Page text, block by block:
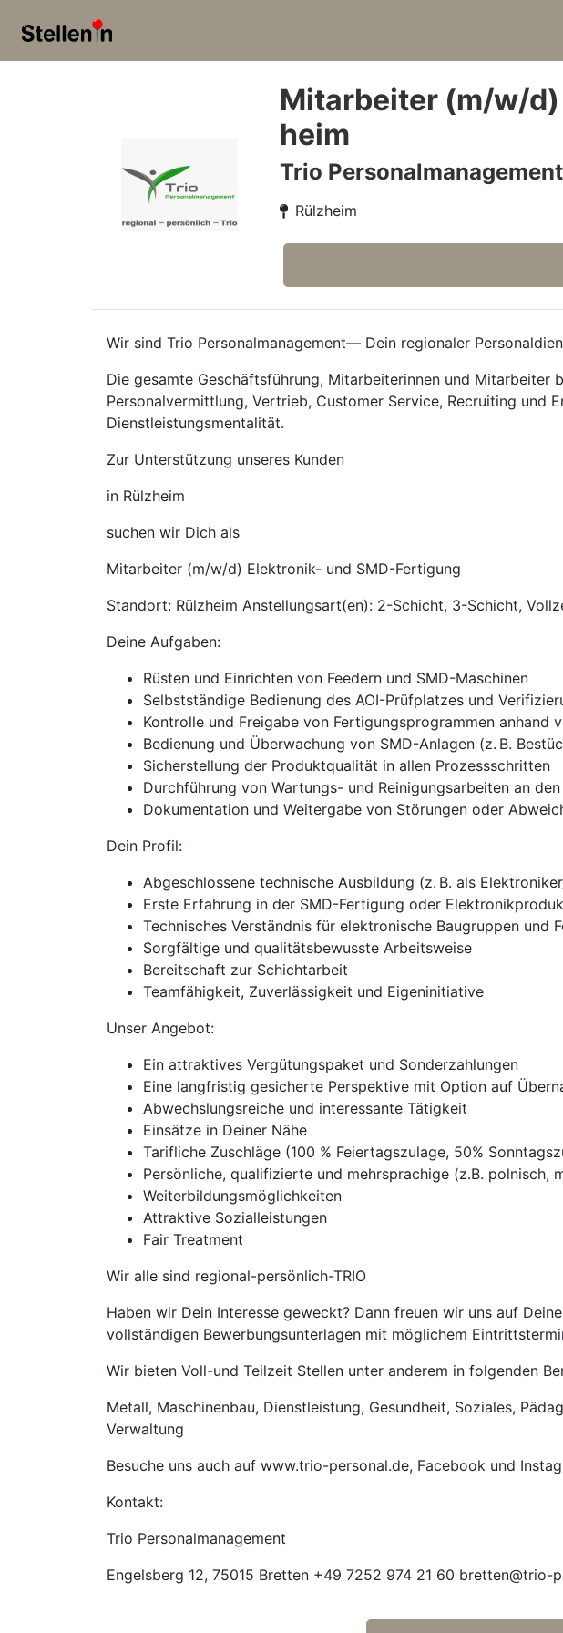
Mitarbeiter (m/w/
heim
Trio
Rülzheim
Wir sind Trio Personalmanagement— Dein regionaler
Die gesamte Geschäftsführung, Mitarbeiterinnen und Mitarbeiter
Personalvermittlung, Vertrieb, Customer Service, Recruiting und
Dienstleistungsmentalität.
Zur Unterstützung unseres Kunden
in Rülzheim
suchen wir Dich als
Mitarbeiter (m/w/d) Elektronik- und SMD-Fertigung
Standort: Rülzheim Anstellungsart(en): 2-Schicht, 3-Schicht,
Deine Aufgaben:
Rüsten und Einrichten von Feedern und SMD-Maschinen
Selbstständige Bedienung des AOI-Prüfplatzes und
Kontrolle und Freigabe von Fertigungsprogrammen anhand
Bedienung und Überwachung von SMD-Anlagen (z. B.
Sicherstellung der Produktqualität in allen Prozessschritten
Durchführung von Wartungs- und Reinigungsarbeiten an
Dokumentation und Weitergabe von Störungen oder
Dein Profil:
Abgeschlossene technische Ausbildung (z. B. als
Erste Erfahrung in der SMD-Fertigung oder
Technisches Verständnis für elektronische Baugruppen und
Sorgfältige und qualitätsbewusste Arbeitsweise
Bereitschaft zur Schichtarbeit
Teamfähigkeit, Zuverlässigkeit und Eigeninitiative
Unser Angebot:
Ein attraktives Vergütungspaket und Sonderzahlungen
Eine langfristig gesicherte Perspektive mit Option auf
Abwechslungsreiche und interessante Tätigkeit
Einsätze in Deiner Nähe
Tarifliche Zuschläge (100 % Feiertagszulage, 50%
Persönliche, qualifizierte und mehrsprachige (z.B.
Weiterbildungsmöglichkeiten
Attraktive Sozialleistungen
Fair Treatment
Wir alle sind regional-persönlich-TRIO
Haben wir Dein Interesse geweckt? Dann freuen wir uns auf
vollständigen Bewerbungsunterlagen mit möglichem
Wir bieten Voll-und Teilzeit Stellen unter anderem in folgenden
Metall, Maschinenbau, Dienstleistung, Gesundheit, Soziales,
Verwaltung
Besuche uns auch auf www.trio-personal.de, Facebook und
Kontakt:
Trio Personalmanagement
Engelsberg 12, 75015 Bretten +49 7252 974 21 60